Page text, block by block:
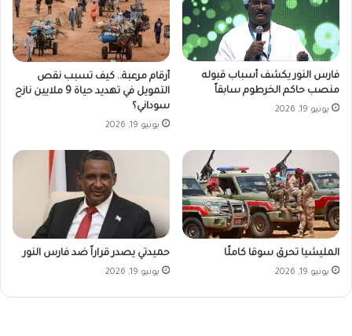
فارس النور يكشف أسباب قبوله
منصب حاكم الخرطوم سابقاً
يونيو 19, 2026
أرقام مرعبة.. كيف تسبب نقص
التمويل في تهديد حياة 9 ملايين نازح
سوداني؟
يونيو 19, 2026
المليشيا تحرق سوقا كاملًا
يونيو 19, 2026
حميدتي يصدر قراراً ضد فارس النور
يونيو 19, 2026